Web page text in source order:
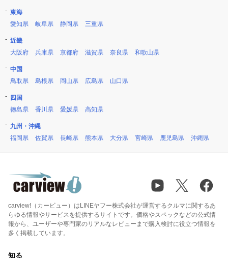
東海
愛知県
岐阜県 静岡県 三重県
近畿
大阪府
兵庫県 京都府 滋賀県 奈良県 和歌山県
中国
鳥取県
島根県 岡山県 広島県 山口県
四国
徳島県
香川県 愛媛県 高知県
九州・沖縄
福岡県
佐賀県 長崎県 熊本県 大分県 宮崎県 鹿児島県 沖縄県
carview!（カービュー）はLINEヤフー株式会社が運営するクルマに関するあ
らゆる情報やサービスを提供するサイトです。価格やスペックなどの公式情
報から、ユーザーや専門家のリアルなレビューまで購入検討に役立つ情報を
多く掲載しています。
知る